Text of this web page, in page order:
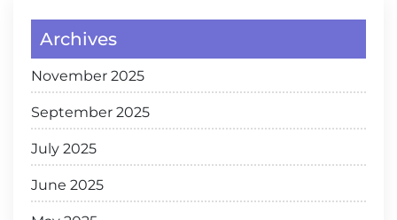
Archives
November 2025
September 2025
July 2025
June 2025